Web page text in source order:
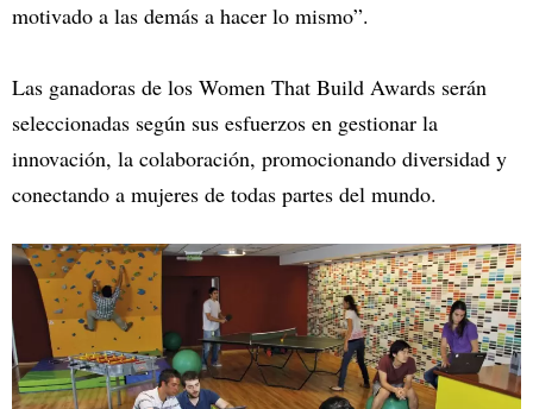
motivado a las demás a hacer lo mismo”.
Las ganadoras de los Women That Build Awards serán
seleccionadas según sus esfuerzos en gestionar la
innovación, la colaboración, promocionando diversidad y
conectando a mujeres de todas partes del mundo.